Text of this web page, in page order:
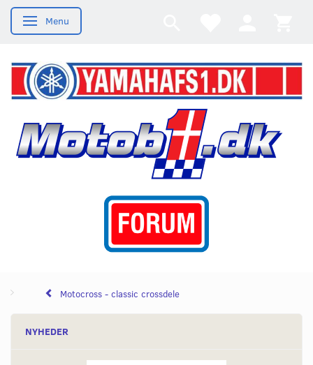
Skifte navigation
Menu
Motocross - classic crossdele
NYHEDER